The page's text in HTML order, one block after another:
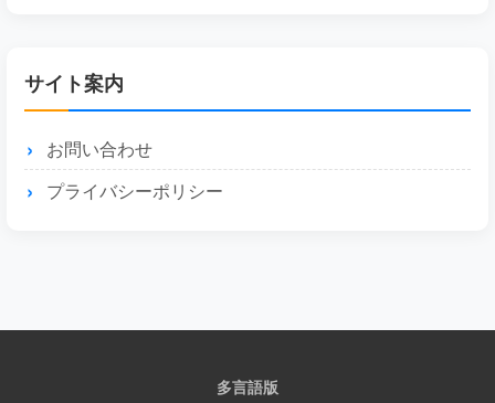
サイト案内
お問い合わせ
プライバシーポリシー
多言語版